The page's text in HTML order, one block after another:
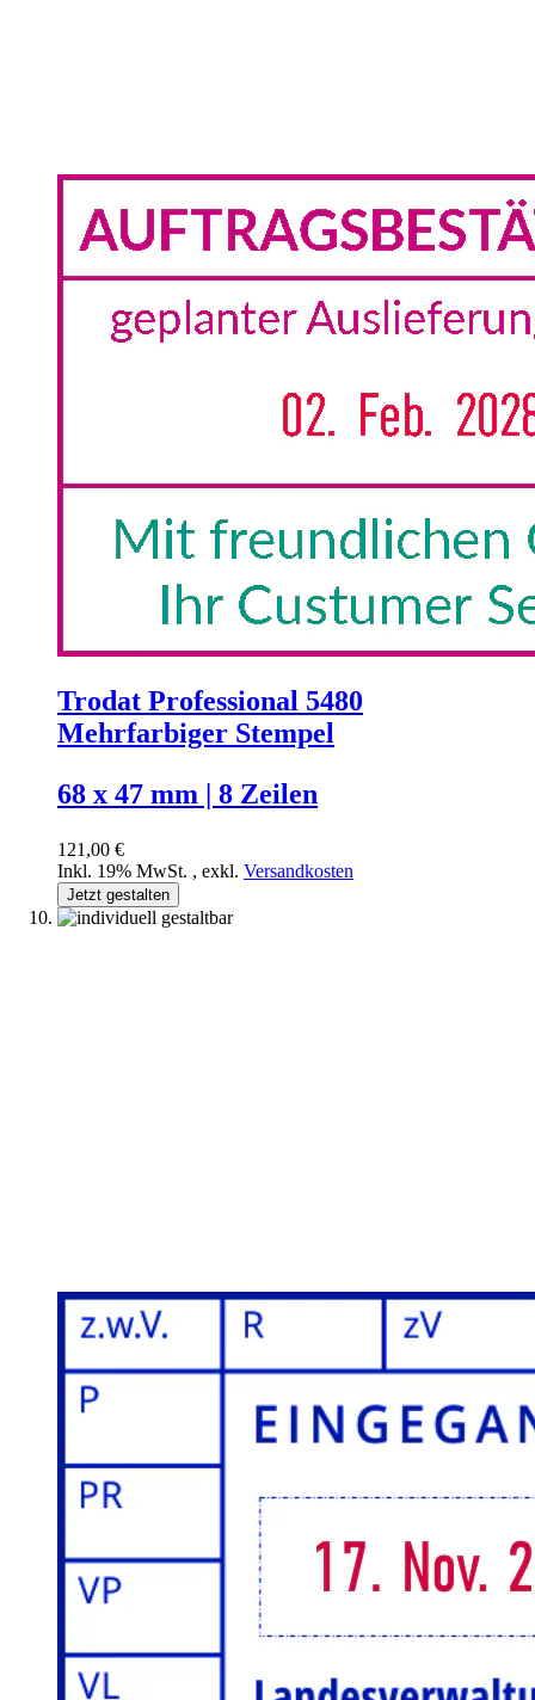
Trodat Professional 5480
Mehrfarbiger Stempel
68 x 47 mm | 8 Zeilen
121,00 €
Inkl. 19% MwSt. , exkl. Versandkosten
Jetzt gestalten